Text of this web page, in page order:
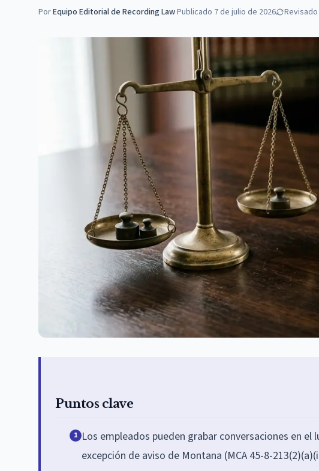
PorEquipo Editorial de Recording Law·Publicado 7 de julio de 2026 Revisado
Puntos clave
1 Los empleados pueden grabar conversaciones en
excepción de aviso de Montana (MCA 45-8-